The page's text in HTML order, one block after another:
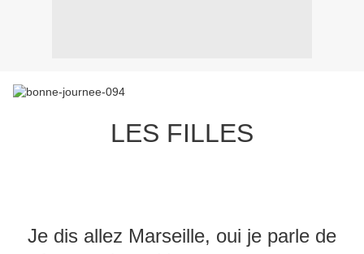
LES FILLES
Je dis allez Marseille, oui je parle de